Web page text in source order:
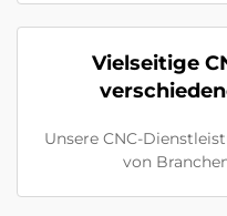
Vielseitige
Unsere CNC-
von